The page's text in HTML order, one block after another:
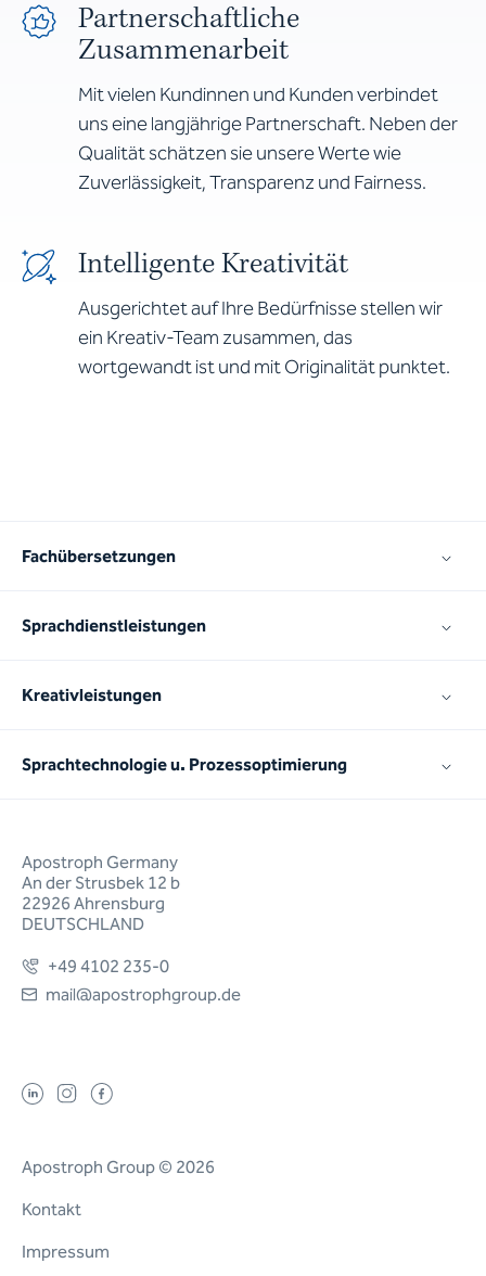
Partnerschaftliche
Zusammenarbeit
Mit vielen Kundinnen und Kunden verbindet
uns eine langjährige Partnerschaft. Neben der
Qualität schätzen sie unsere Werte wie
Zuverlässigkeit, Transparenz und Fairness.
Intelligente Kreativität
Ausgerichtet auf Ihre Bedürfnisse stellen wir
ein Kreativ-Team zusammen, das
wortgewandt ist und mit Originalität punktet.
Apostroph Germany
An der Strusbek 12 b
22926 Ahrensburg
DEUTSCHLAND
+49 4102 235-0
mail@apostrophgroup.de
Fachübersetzungen
Sprachdienstleistungen
Kreativleistungen
Sprachtechnologie u. Prozessoptimierung
Apostroph Group © 2026
Kontakt
Impressum